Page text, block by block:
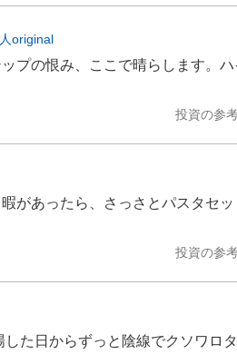
original
プの恨み、ここで晴らします。
投資の参
があったら、さっさとパスタセッ
投資の参
した日からずっと陰線でクソワロ